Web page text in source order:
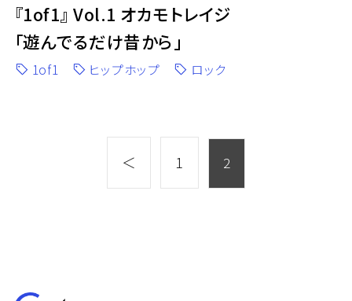
『1of1』 Vol.1 オカモトレイジ
「遊んでるだけ昔から」
1of1 ヒップホップ ロック
＜ 1 2